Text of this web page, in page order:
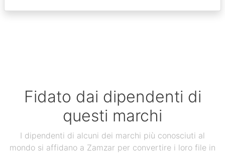
Fidato dai dipendenti di
questi marchi
I dipendenti di alcuni dei marchi più conosciuti al
mondo si affidano a Zamzar per convertire i loro file in